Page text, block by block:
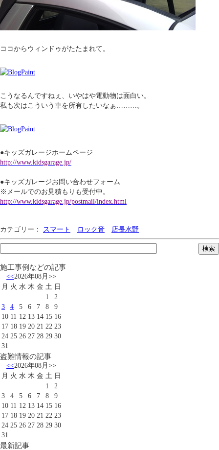
ココからウィンドゥがたたまれて。
こうなるんですねぇ、いやはや電動物は面白い。
私も次はこういう車を所有したいなぁ………。
●キッズガレージホームページ
http://www.kidsgarage.jp/
●キッズガレージお問い合わせフォーム
※メールでのお見積もりも受付中。
http://www.kidsgarage.jp/postmail/index.html
カテゴリー： スマート ロック音 店長水野
施工事例などの記事
<<2026年08月 >>
月 火 水 木 金 土 日
1
2
3
4 5 6 7 8
9
10 11 12 13 14 15 16
17 18 19 20 21 22 23
24 25 26 27 28 29 30
31
盗難情報の記事
<<2026年08月 >>
月 火 水 木 金 土 日
1
2
3
4 5 6 7 8
9
10 11 12 13 14 15 16
17 18 19 20 21 22 23
24 25 26 27 28 29 30
31
最新記事